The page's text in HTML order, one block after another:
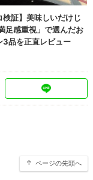
ページの先頭へ